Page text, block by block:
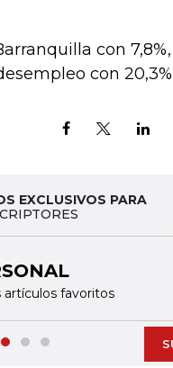
con
con
EXCLUSIVOS PARA
artículos favoritos